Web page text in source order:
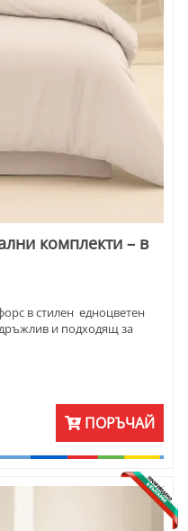
комплекти – в
в стилен едноцветен
и подходящ за
ПОРЪЧАЙ